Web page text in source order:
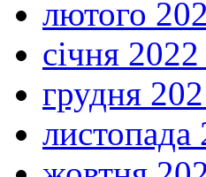
лютого
січня
грудня